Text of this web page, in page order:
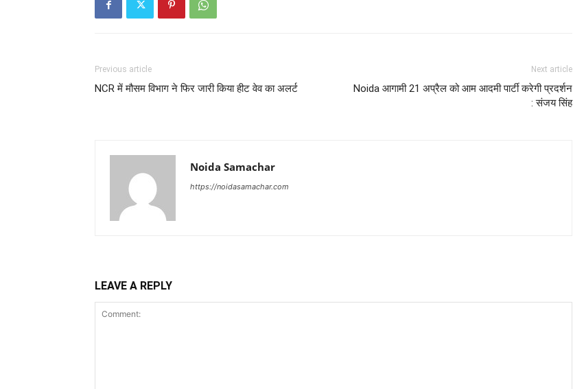
Previous article
NCR में मौसम विभाग ने फिर जारी किया हीट वेव का अलर्ट
Next article
Noida आगामी 21 अप्रैल को आम आदमी पार्टी करेगी प्रदर्शन
: संजय सिंह
Noida Samachar
https://noidasamachar.com
LEAVE A REPLY